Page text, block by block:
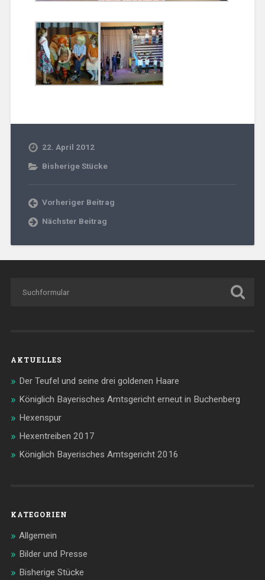
22. April 2012
Bisherige Stücke
Vorheriger Beitrag
Nächster Beitrag
AKTUELLES
Der Teufel und seine drei goldenen Haare
Königlich Bayerisches Amtsgericht erneut in Buchenberg
Hexenspur
Hexentreiben 2017
Königlich Bayerisches Amtsgericht 2016
KATEGORIEN
Allgemein
Bilder und Presse
Bisherige Stücke